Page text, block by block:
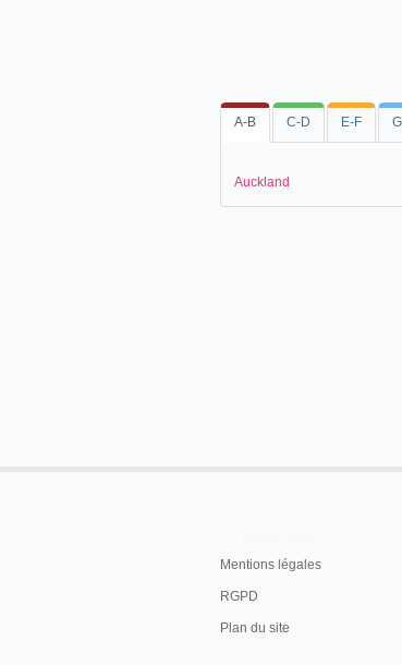
A-B C-D E-F
Auckland
Mentions légales
RGPD
Plan du site